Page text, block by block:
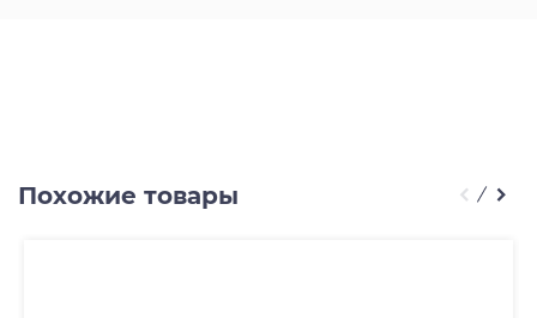
Похожие товары